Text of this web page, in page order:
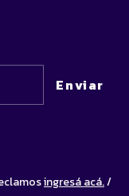
ingresá acá./